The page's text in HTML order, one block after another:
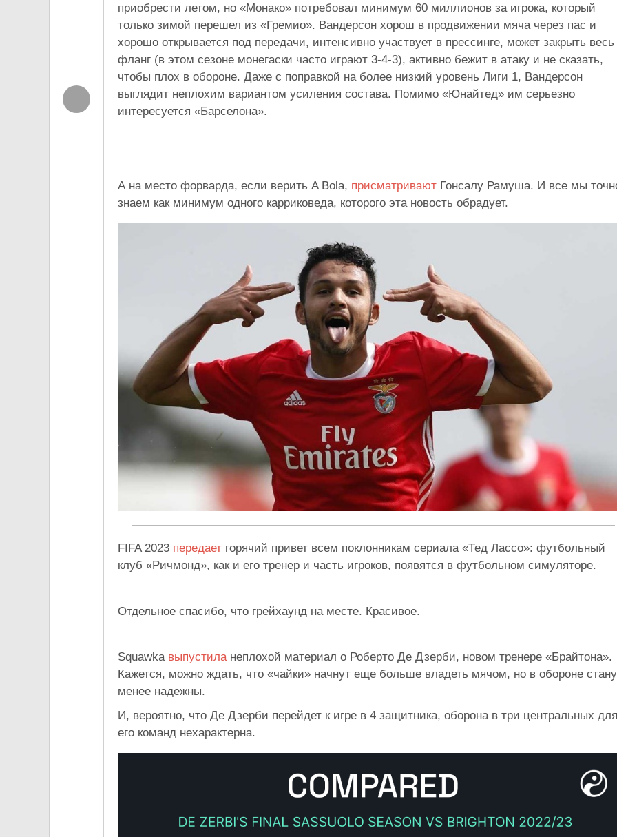
приобрести летом, но «Монако» потребовал минимум 60 миллионов за игрока, который
только зимой перешел из «Гремио». Вандерсон хорош в продвижении мяча через пас и
хорошо открывается под передачи, интенсивно участвует в прессинге, может закрыть весь
фланг (в этом сезоне монегаски часто играют 3-4-3), активно бежит в атаку и не сказать,
чтобы плох в обороне. Даже с поправкой на более низкий уровень Лиги 1, Вандерсон
выглядит неплохим вариантом усиления состава. Помимо «Юнайтед» им серьезно
интересуется «Барселона».
А на место форварда, если верить A Bola, присматривают Гонсалу Рамуша. И все мы
знаем как минимум одного карриковеда, которого эта новость обрадует.
FIFA 2023 передает горячий привет всем поклонникам сериала «Тед Лассо»: футбольный
клуб «Ричмонд», как и его тренер и часть игроков, появятся в футбольном симуляторе.
Отдельное спасибо, что грейхаунд на месте. Красивое.
Squawka выпустиланеплохой материал о Роберто Де Дзерби, новом тренере «Брайтона».
Кажется, можно ждать, что «чайки» начнут еще больше владеть мячом, но в обороне
менее надежны.
И, вероятно, что Де Дзерби перейдет к игре в 4 защитника, оборона в три центральных для
его команд нехарактерна.